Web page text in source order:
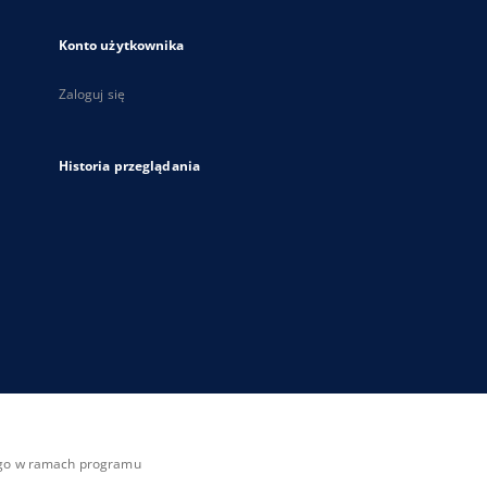
Konto użytkownika
Zaloguj się
Historia przeglądania
w ramach programu